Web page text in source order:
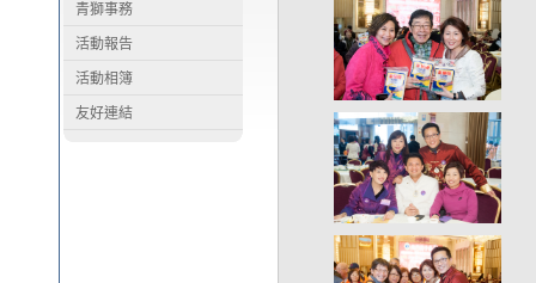
青獅事務
活動報告
活動相簿
友好連結